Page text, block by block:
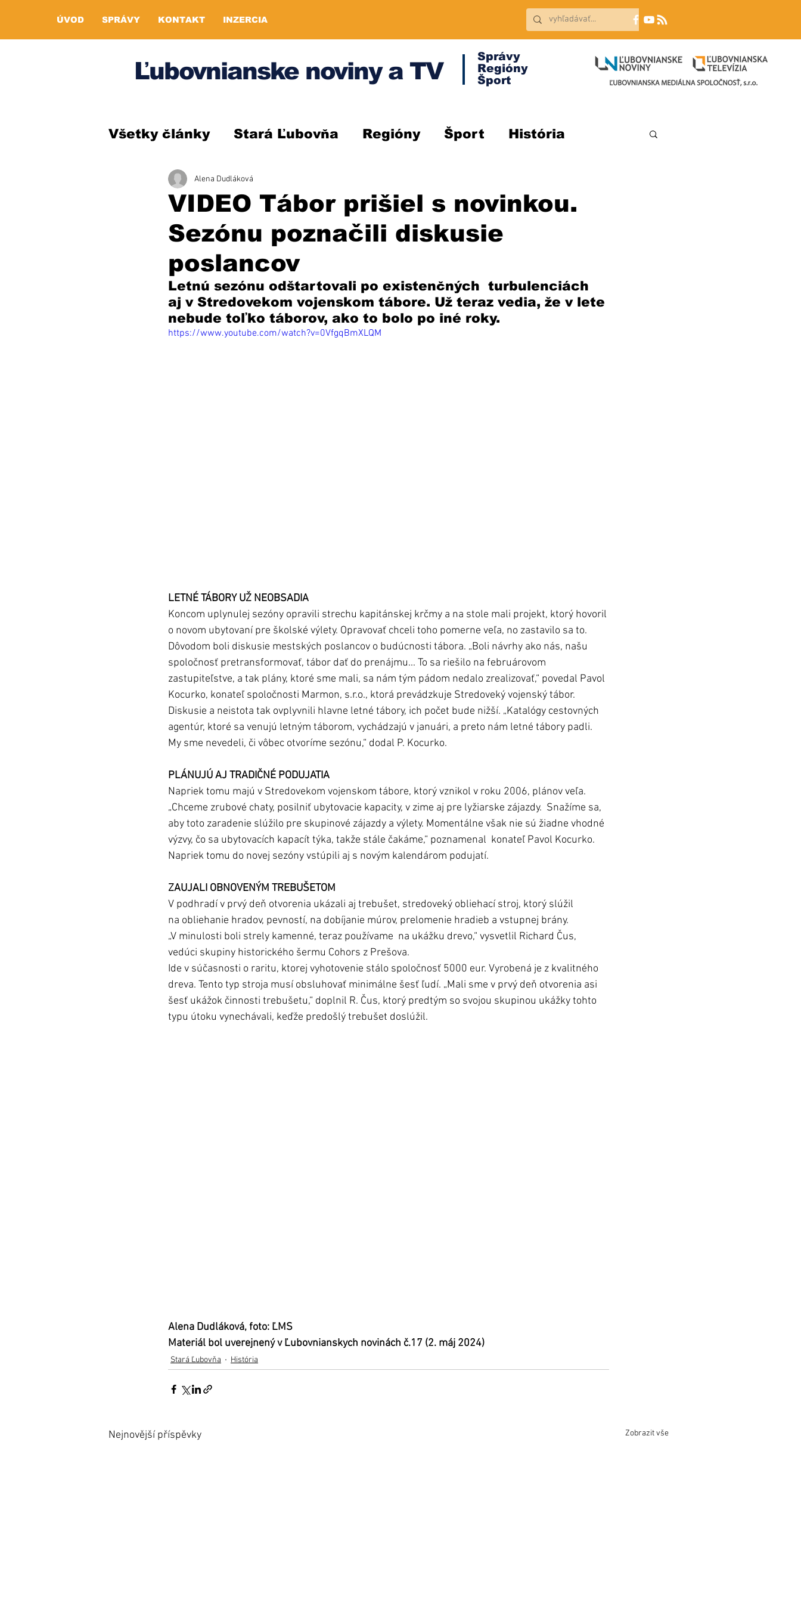
ÚVOD SPRÁVY KONTAKT INZERCIA
Ľubovnianske noviny a TV
Správy
Regióny
Šport
Všetky články Stará Ľubovňa Regióny Šport História
VIDEO Tábor prišiel s novinkou.
Sezónu poznačili diskusie
poslancov
Alena Dudláková
Letnú sezónu odštartovali po existenčných  turbulenciách
aj v Stredovekom vojenskom tábore. Už teraz vedia, že v lete
nebude toľko táborov, ako to bolo po iné roky.
https://www.youtube.com/watch?v=0VfgqBmXLQM
LETNÉ TÁBORY UŽ NEOBSADIA
Koncom uplynulej sezóny opravili strechu kapitánskej krčmy a na stole mali projekt, ktorý hovoril
o novom ubytovaní pre školské výlety. Opravovať chceli toho pomerne veľa, no zastavilo sa to.
Dôvodom boli diskusie mestských poslancov o budúcnosti tábora. „Boli návrhy ako nás, našu
spoločnosť pretransformovať, tábor dať do prenájmu... To sa riešilo na februárovom
zastupiteľstve, a tak plány, ktoré sme mali, sa nám tým pádom nedalo zrealizovať,“ povedal Pavol
Kocurko, konateľ spoločnosti Marmon, s.r.o., ktorá prevádzkuje Stredoveký vojenský tábor.
Diskusie a neistota tak ovplyvnili hlavne letné tábory, ich počet bude nižší. „Katalógy cestovných
agentúr, ktoré sa venujú letným táborom, vychádzajú v januári, a preto nám letné tábory padli.
My sme nevedeli, či vôbec otvoríme sezónu,“ dodal P. Kocurko.
PLÁNUJÚ AJ TRADIČNÉ PODUJATIA
Napriek tomu majú v Stredovekom vojenskom tábore, ktorý vznikol v roku 2006, plánov veľa.
„Chceme zrubové chaty, posilniť ubytovacie kapacity, v zime aj pre lyžiarske zájazdy.  Snažíme sa,
aby toto zaradenie slúžilo pre skupinové zájazdy a výlety. Momentálne však nie sú žiadne vhodné
výzvy, čo sa ubytovacích kapacít týka, takže stále čakáme,“ poznamenal  konateľ Pavol Kocurko.
Napriek tomu do novej sezóny vstúpili aj s novým kalendárom podujatí.
ZAUJALI OBNOVENÝM TREBUŠETOM
V podhradí v prvý deň otvorenia ukázali aj trebušet, stredoveký obliehací stroj, ktorý slúžil
na obliehanie hradov, pevností, na dobíjanie múrov, prelomenie hradieb a vstupnej brány.
„V minulosti boli strely kamenné, teraz používame  na ukážku drevo,“ vysvetlil Richard Čus,
vedúci skupiny historického šermu Cohors z Prešova.
Ide v súčasnosti o raritu, ktorej vyhotovenie stálo spoločnosť 5000 eur. Vyrobená je z kvalitného
dreva. Tento typ stroja musí obsluhovať minimálne šesť ľudí. „Mali sme v prvý deň otvorenia asi
šesť ukážok činnosti trebušetu,“ doplnil R. Čus, ktorý predtým so svojou skupinou ukážky tohto
typu útoku vynechávali, keďže predošlý trebušet doslúžil.
Alena Dudláková, foto: ĽMS
Materiál bol uverejnený v Ľubovnianskych novinách č.17 (2. máj 2024)
Stará Ľubovňa História
Nejnovější příspěvky Zobrazit vše